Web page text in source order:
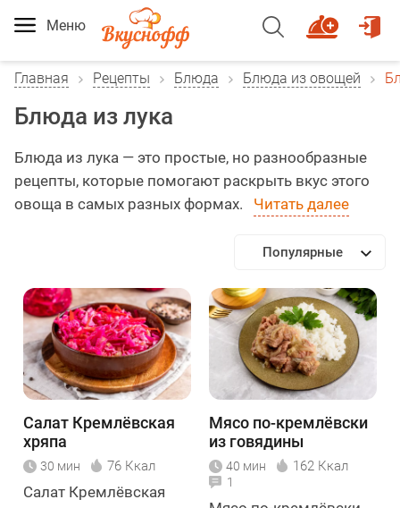
Меню
Главная Рецепты Блюда Блюда из овощей
Блюда из лука
Блюда из лука — это простые, но разнообразные
рецепты, которые помогают раскрыть вкус этого
овоща в самых разных формах.
Читать далее
Популярные
Салат Кремлёвская
хряпа
30 мин 76 Ккал
Салат Кремлёвская
Мясо по-кремлёвски
из говядины
40 мин 162 Ккал
1